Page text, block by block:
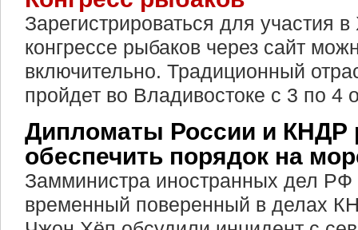
Зарегистрироваться для участия
конгрессе рыбаков через сайт
включительно. Традиционный
пройдет во Владивостоке с 3 по 4
Дипломаты России и КНДР
обеспечить порядок на
Замминистра иностранных дел РФ
временный поверенный в делах